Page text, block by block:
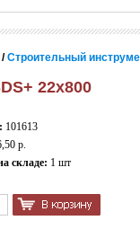
/Строительный
22х800
101613
р.
складе: 1 шт